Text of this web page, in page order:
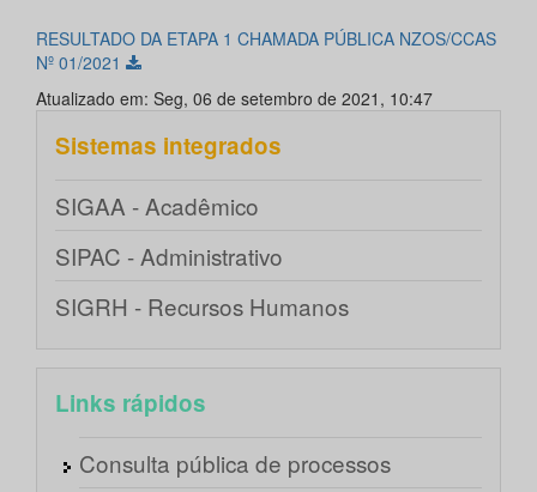
RESULTADO DA ETAPA 1 CHAMADA PÚBLICA NZOS/CCAS
Nº 01/2021
Atualizado em: Seg, 06 de setembro de 2021, 10:47
Sistemas integrados
SIGAA - Acadêmico
SIPAC - Administrativo
SIGRH - Recursos Humanos
Links rápidos
Consulta pública de processos